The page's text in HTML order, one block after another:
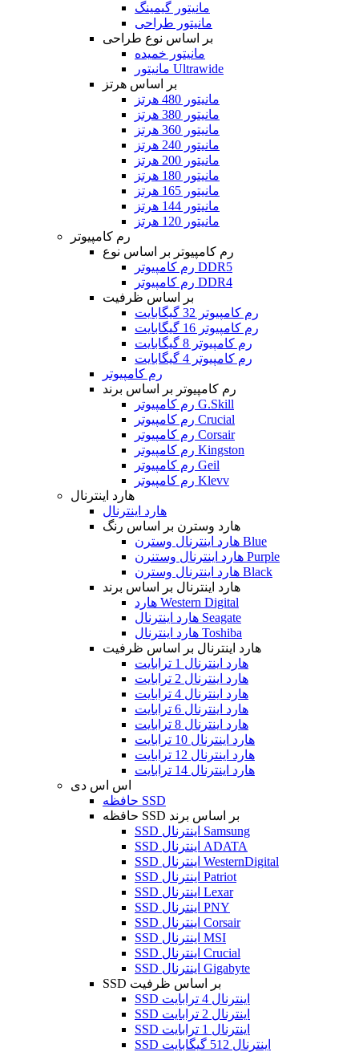
مانیتور گیمینگ
مانیتور طراحی
بر اساس نوع طراحی
مانیتور خمیده
مانیتور Ultrawide
بر اساس هرتز
مانیتور 480 هرتز
مانیتور 380 هرتز
مانیتور 360 هرتز
مانیتور 240 هرتز
مانیتور 200 هرتز
مانیتور 180 هرتز
مانیتور 165 هرتز
مانیتور 144 هرتز
مانیتور 120 هرتز
رم کامپیوتر
رم کامپیوتر بر اساس نوع
رم کامپیوتر DDR5
رم کامپیوتر DDR4
بر اساس ظرفیت
رم کامپیوتر 32 گیگابایت
رم کامپیوتر 16 گیگابایت
رم کامپیوتر 8 گیگابایت
رم کامپیوتر 4 گیگابایت
رم کامپیوتر
رم کامپیوتر بر اساس برند
رم کامپیوتر G.Skill
رم کامپیوتر Crucial
رم کامپیوتر Corsair
رم کامپیوتر Kingston
رم کامپیوتر Geil
رم کامپیوتر Klevv
هارد اینترنال
هارد اینترنال
هارد وسترن بر اساس رنگ
هارد اینترنال وسترن Blue
هارد اینترنال وستنرن Purple
هارد اینترنال وسترن Black
هارد اینترنال بر اساس برند
هارد Western Digital
هارد اینترنال Seagate
هارد اینترنال Toshiba
هارد اینترنال بر اساس ظرفیت
هارد اینترنال 1 ترابایت
هارد اینترنال 2 ترابایت
هارد اینترنال 4 ترابایت
هارد اینترنال 6 ترابایت
هارد اینترنال 8 ترابایت
هارد اینترنال 10 ترابایت
هارد اینترنال 12 ترابایت
هارد اینترنال 14 ترابایت
اس اس دی
حافظه SSD
حافظه SSD بر اساس برند
SSD اینترنال Samsung
SSD اینترنال ADATA
SSD اینترنال WesternDigital
SSD اینترنال Patriot
SSD اینترنال Lexar
SSD اینترنال PNY
SSD اینترنال Corsair
SSD اینترنال MSI
SSD اینترنال Crucial
SSD اینترنال Gigabyte
SSD بر اساس ظرفیت
SSD اینترنال 4 ترابایت
SSD اینترنال 2 ترابایت
SSD اینترنال 1 ترابایت
SSD اینترنال 512 گیگابایت